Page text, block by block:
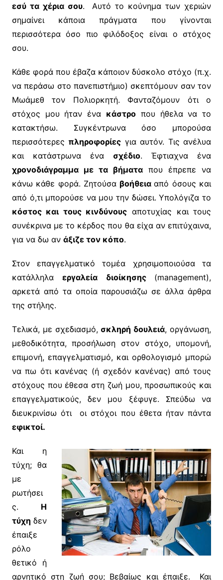
εσύ τα χέρια σου. Αυτό το κούνημα των χεριών
σημαίνει κάποια πράγματα που γίνονται
περισσότερα όσο πιο φιλόδοξος είναι ο στόχος
σου.
Κάθε φορά που έβαζα κάποιον δύσκολο στόχο (π.χ.
να περάσω στο πανεπιστήμιο) σκεπτόμουν σαν τον
Μωάμεθ τον Πολιορκητή. Φανταζόμουν ότι ο
στόχος μου ήταν ένα κάστρο που ήθελα να το
κατακτήσω. Συγκέντρωνα όσο μπορούσα
περισσότερες πληροφορίες για αυτόν. Τις ανέλυα
και κατάστρωνα ένα σχέδιο. Έφτιαχνα ένα
χρονοδιάγραμμα με τα βήματα που έπρεπε να
κάνω κάθε φορά. Ζητούσα βοήθειααπό όσους και
από ό,τι μπορούσε να μου την δώσει. Υπολόγιζα το
κόστος και τους κινδύνους αποτυχίας και τους
συνέκρινα με το κέρδος που θα είχα αν επιτύχαινα,
για να δω αν άξιζε τον κόπο.
Στον επαγγελματικό τομέα χρησιμοποιούσα τα
κατάλληλαεργαλεία διοίκησης (management),
αρκετά από τα οποία παρουσιάζω σε άλλα άρθρα
της στήλης.
Τελικά, με σχεδιασμό, σκληρή δουλειά, οργάνωση,
μεθοδικότητα, προσήλωση στον στόχο, υπομονή,
επιμονή, επαγγελματισμό, και ορθολογισμό μπορώ
να πω ότι κανένας (ή σχεδόν κανένας) από τους
στόχους που έθεσα στη ζωή μου, προσωπικούς και
επαγγελματικούς, δεν μου ξέφυγε. Σπεύδω να
διευκρινίσω ότι οι στόχοι που έθετα ήταν πάντα
εφικτοί.
Και η
τύχη; θα
με
ρωτήσει
ς. Η
τύχη δεν
έπαιξε
ρόλο
θετικό ή
αρνητικό στη ζωή σου; Βεβαίως και έπαιξε. Και